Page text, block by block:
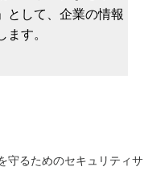
として、企業の情報
す。
守るためのセキュリティサ